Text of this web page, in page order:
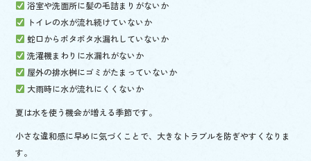
浴室や洗面所に髪の毛詰まりがないか
トイレの水が流れ続けていないか
蛇口からポタポタ水漏れしていないか
洗濯機まわりに水漏れがないか
屋外の排水桝にゴミがたまっていないか
大雨時に水が流れにくくないか
夏は水を使う機会が増える季節です。
小さな違和感に早めに気づくことで、大きなトラブルを防ぎやすくなりま
す。